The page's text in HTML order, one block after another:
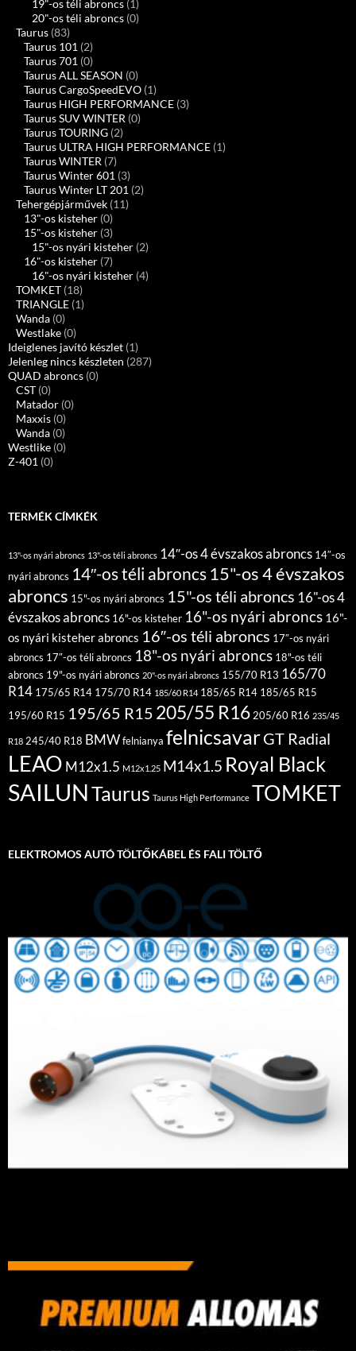
19"-os téli abroncs (1)
20"-os téli abroncs (0)
Taurus (83)
Taurus 101 (2)
Taurus 701 (0)
Taurus ALL SEASON (0)
Taurus CargoSpeedEVO (1)
Taurus HIGH PERFORMANCE (3)
Taurus SUV WINTER (0)
Taurus TOURING (2)
Taurus ULTRA HIGH PERFORMANCE (1)
Taurus WINTER (7)
Taurus Winter 601 (3)
Taurus Winter LT 201 (2)
Tehergépjárművek (11)
13"-os kisteher (0)
15"-os kisteher (3)
15"-os nyári kisteher (2)
16"-os kisteher (7)
16"-os nyári kisteher (4)
TOMKET (18)
TRIANGLE (1)
Wanda (0)
Westlake (0)
Ideiglenes javító készlet (1)
Jelenleg nincs készleten (287)
QUAD abroncs (0)
CST (0)
Matador (0)
Maxxis (0)
Wanda (0)
Westlike (0)
Z-401 (0)
TERMÉK CÍMKÉK
13"-os nyári abroncs 13"-os téli abroncs 14″-os 4 évszakos abroncs 14″-os
nyári abroncs 14″-os téli abroncs15"-os 4 évszakos
abroncs 15"-os nyári abroncs 15"-os téli abroncs 16"-os 4
évszakos abroncs 16"-os kisteher 16"-os nyári abroncs 16"-
os nyári kisteher abroncs 16″-os téli abroncs 17″-os nyári
abroncs 17″-os téli abroncs 18"-os nyári abroncs 18"-os téli
abroncs 19"-os nyári abroncs 20"-os nyári abroncs 155/70 R13 165/70
R14 175/65 R14 175/70 R14 185/60 R14 185/65 R14 185/65 R15
195/60 R15 195/65 R15 205/55 R16 205/60 R16 235/45
R18 245/40 R18 BMWfelnianya felnicsavarGT Radial
LEAO M12x1.5 M12x1.25 M14x1.5 Royal Black
SAILUNTaurus Taurus High Performance TOMKET
ELEKTROMOS AUTÓ TÖLTŐKÁBEL ÉS FALI TÖLTŐ